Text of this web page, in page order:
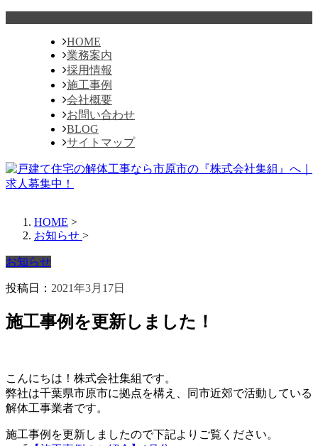
HOME
業務案内
採用情報
施工事例
会社概要
お問い合わせ
BLOG
サイトマップ
HOME >
お知らせ >
お知らせ
投稿日： 2021年3月17日
施工事例を更新しました！
こんにちは！株式会社集組です。
弊社は千葉県市原市に拠点を構え、同市近郊で活動している
解体工事業者です。
施工事例を更新しましたので下記よりご覧ください。